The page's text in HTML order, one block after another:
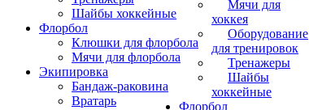
Мячи для
хоккея
Оборудование
для тренировок
Тренажеры
Шайбы
хоккейные
Флорбол
Шайбы хоккейные
Флорбол
Клюшки для флорбола
Мячи для флорбола
Экипировка
Бандаж-раковина
Вратарь